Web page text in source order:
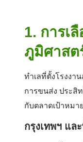
1. การเ
ภูมิศาสต
ทำเลที่ตั้งโรงงา
การขนส่ง ประสิ
กับตลาดเป้าหมาย
กรุงเทพฯ แล